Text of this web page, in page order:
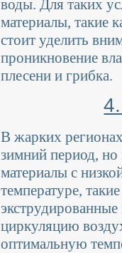
воды. Для таких
материалы, такие
стоит уделить
проникновение
плесени и грибка.
В жарких
зимний период, но
материалы с
температуре,
циркуляцию
оптимальную